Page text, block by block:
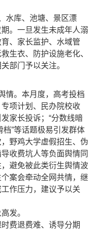
水库、池塘、景区漂
。一旦发生未成年人溺
、家长监护、水域管
生衣、防护设施老化、
部门予以关注。
情。本月度，高考投档
项计划、民办院校收
家长投诉；“分数线暗
档”等话题极易引发群体
野鸡大学虚假招生、伪
收费坑人等负面舆情同
避免被此类衍生舆情波
案会牵动全网共情，继
作压力，建议予以关
发。
费退费难、诱导分期